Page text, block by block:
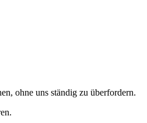
ohne uns ständig zu überfordern.